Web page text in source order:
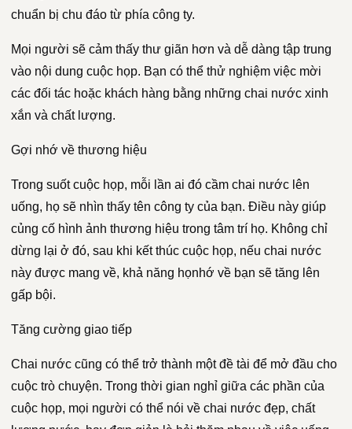
chuẩn bị chu đáo từ phía công ty.
Mọi người sẽ cảm thấy thư giãn hơn và dễ dàng tập trung
vào nội dung cuộc họp. Bạn có thể thử nghiệm việc mời
các đối tác hoặc khách hàng bằng những chai nước xinh
xắn và chất lượng.
Gợi nhớ về thương hiệu
Trong suốt cuộc họp, mỗi lần ai đó cầm chai nước lên
uống, họ sẽ nhìn thấy tên công ty của bạn. Điều này giúp
củng cố hình ảnh thương hiệu trong tâm trí họ. Không chỉ
dừng lại ở đó, sau khi kết thúc cuộc họp, nếu chai nước
này được mang về, khả năng họnhớ về bạn sẽ tăng lên
gấp bội.
Tăng cường giao tiếp
Chai nước cũng có thể trở thành một đề tài để mở đầu cho
cuộc trò chuyện. Trong thời gian nghỉ giữa các phần của
cuộc họp, mọi người có thể nói về chai nước đẹp, chất